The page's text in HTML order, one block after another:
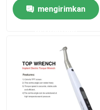
Produk
Tentang kita
Wisata pabrik
mengirimkan